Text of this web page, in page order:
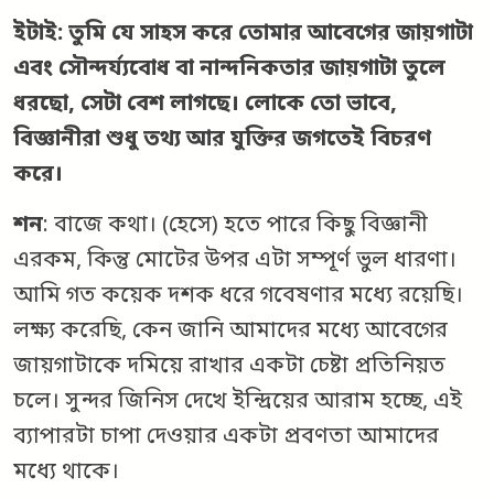
ইটাই: তুমি যে সাহস করে তোমার আবেগের জায়গাটা
এবং সৌন্দর্য্যবোধ বা নান্দনিকতার জায়গাটা তুলে
ধরছো, সেটা বেশ লাগছে। লোকে তো ভাবে,
বিজ্ঞানীরা শুধু তথ্য আর যুক্তির জগতেই বিচরণ
করে।
শন: বাজে কথা। (হেসে) হতে পারে কিছু বিজ্ঞানী
এরকম, কিন্তু মোটের উপর এটা সম্পূর্ণ ভুল ধারণা।
আমি গত কয়েক দশক ধরে গবেষণার মধ্যে রয়েছি।
লক্ষ্য করেছি, কেন জানি আমাদের মধ্যে আবেগের
জায়গাটাকে দমিয়ে রাখার একটা চেষ্টা প্রতিনিয়ত
চলে। সুন্দর জিনিস দেখে ইন্দ্রিয়ের আরাম হচ্ছে, এই
ব্যাপারটা চাপা দেওয়ার একটা প্রবণতা আমাদের
মধ্যে থাকে।